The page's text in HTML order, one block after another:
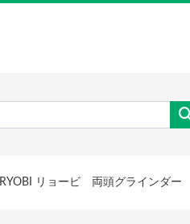
RYOBI リョービ 両頭グラインダ